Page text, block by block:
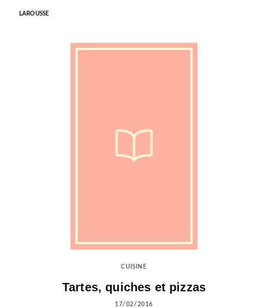
LAROUSSE
CUISINE
Tartes, quiches et pizzas
17/02/2016